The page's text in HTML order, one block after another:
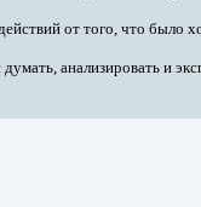
от того, что было
анализировать и